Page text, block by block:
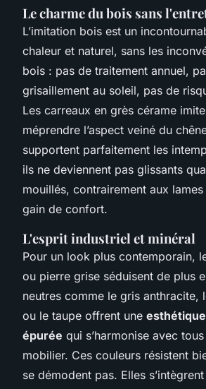
Le charme du bois sans
L’imitation bois est un
chaleur et naturel, sans les
bois : pas de traitement annuel,
grisaillement au soleil, pas de
Les carreaux en grès cérame
méprendre l’aspect veiné du
supportent parfaitement les
ils ne deviennent pas glissants
mouillés, contrairement aux
gain de confort.
L'esprit industriel et minéral
Pour un look plus contemporain,
ou pierre grise séduisent de plus
neutres comme le gris anthracite,
ou le taupe offrent une
épurée qui s’harmonise avec
mobilier. Ces couleurs résistent
se démodent pas. Elles